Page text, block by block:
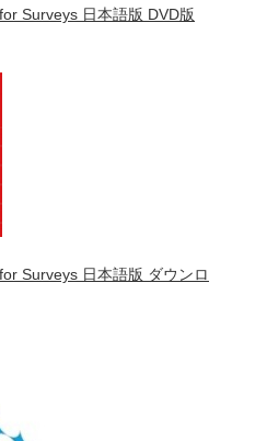
Surveys 日本語版 DVD版
Surveys 日本語版 ダウンロ